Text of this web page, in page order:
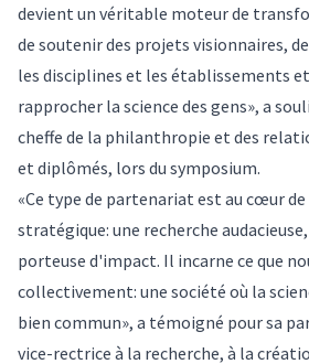
devient un véritable moteur de
de soutenir des projets visionnaires,
les disciplines et les établissements
rapprocher la science des gens», a
cheffe de la philanthropie et des
et diplômés, lors du symposium.
«Ce type de partenariat est au cœur
stratégique: une recherche
porteuse d'impact. Il incarne ce que
collectivement: une société où la
bien commun», a témoigné pour sa
vice-rectrice à la recherche, à la